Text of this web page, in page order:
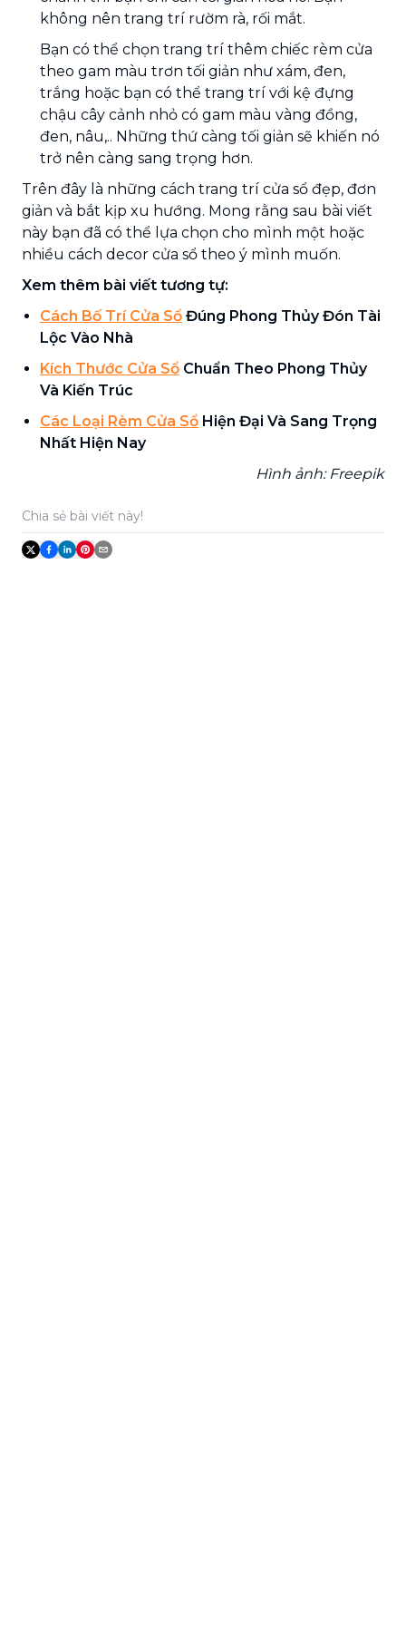
không nên trang trí rườm rà, rối mắt.
Bạn có thể chọn trang trí thêm chiếc rèm cửa
theo gam màu trơn tối giản như xám, đen,
trắng hoặc bạn có thể trang trí với kệ đựng
chậu cây cảnh nhỏ có gam màu vàng đồng,
đen, nâu,.. Những thứ càng tối giản sẽ khiến nó
trở nên càng sang trọng hơn.
Trên đây là những cách trang trí cửa sổ đẹp, đơn
giản và bắt kịp xu hướng. Mong rằng sau bài viết
này bạn đã có thể lựa chọn cho mình một hoặc
nhiều cách decor cửa sổ theo ý mình muốn.
Xem thêm bài viết tương tự:
Cách Bố Trí Cửa Sổ Đúng Phong Thủy Đón Tài
Lộc Vào Nhà
Kích Thước Cửa Sổ Chuẩn Theo Phong Thủy
Và Kiến Trúc
Các Loại Rèm Cửa Sổ Hiện Đại Và Sang Trọng
Nhất Hiện Nay
Hình ảnh: Freepik
Chia sẻ bài viết này!